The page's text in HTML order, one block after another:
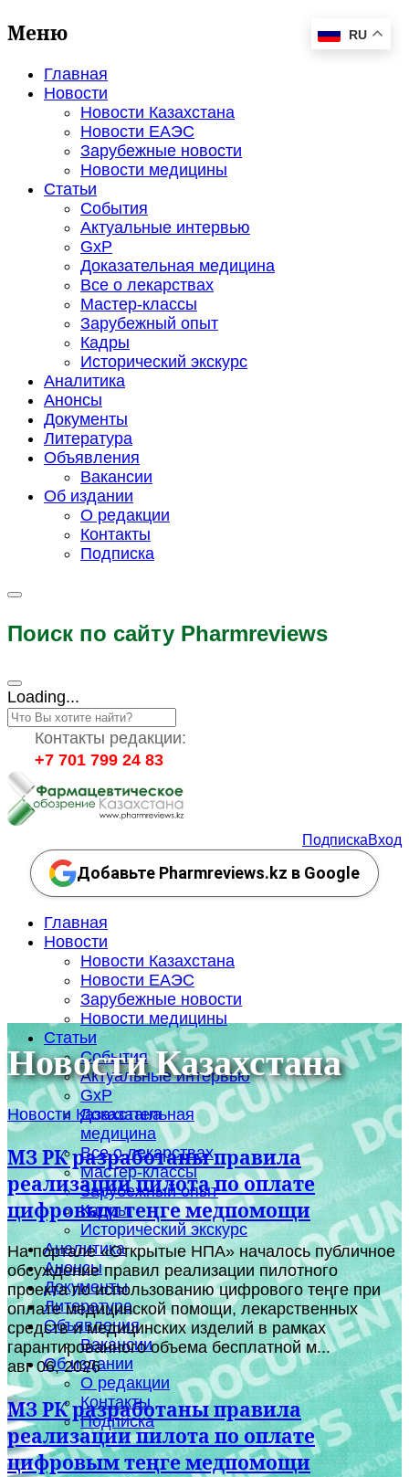
Меню
Главная
Новости
Новости Казахстана
Новости ЕАЭС
Зарубежные новости
Новости медицины
Статьи
События
Актуальные интервью
GxP
Доказательная медицина
Все о лекарствах
Мастер-классы
Зарубежный опыт
Кадры
Исторический экскурс
Аналитика
Анонсы
Документы
Литература
Объявления
Вакансии
Об издании
О редакции
Контакты
Подписка
Поиск по сайту Pharmreviews
Loading...
Контакты редакции:
+7 701 799 24 83
RU
ПодпискаВход
Добавьте Pharmreviews.kz в Google
Главная
Новости
Новости Казахстана
Новости ЕАЭС
Зарубежные новости
Новости медицины
Статьи
События
Актуальные интервью
GxP
Доказательная
медицина
Все о лекарствах
Мастер-классы
Зарубежный опыт
Кадры
Исторический экскурс
Аналитика
Анонсы
Документы
Литература
Объявления
Вакансии
Об издании
О редакции
Контакты
Подписка
Новости Казахстана
Новости Казахстана
МЗ РК разработаны правила
реализации пилота по оплате
цифровым теңге медпомощи
На портале «Открытые НПА» началось публичное
обсуждение правил реализации пилотного
проекта по использованию цифрового теңге при
оплате медицинской помощи, лекарственных
средств и медицинских изделий в рамках
гарантированного объема бесплатной м...
авг 06, 2026
МЗ РК разработаны правила
реализации пилота по оплате
цифровым теңге медпомощи